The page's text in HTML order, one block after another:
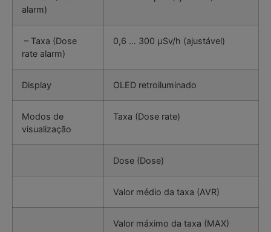
alarm)
– Taxa (Dose
rate alarm)
0,6 … 300 µSv/h (ajustável)
Display OLED retroiluminado
Modos de
visualização
Taxa (Dose rate)
Dose (Dose)
Valor médio da taxa (AVR)
Valor máximo da taxa (MAX)